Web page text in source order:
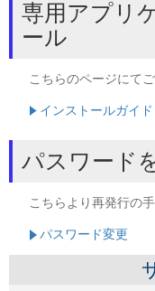
専用アプリ
ール
こちらのページにて
インストールガイド
パスワード
こちらより再発行の
パスワード変更